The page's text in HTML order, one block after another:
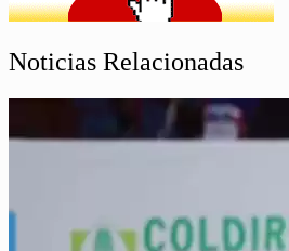
Noticias Relacionadas